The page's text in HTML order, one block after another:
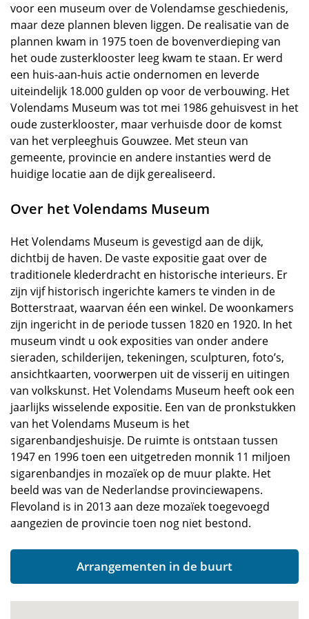
voor een museum over de Volendamse geschiedenis,
maar deze plannen bleven liggen. De realisatie van de
plannen kwam in 1975 toen de bovenverdieping van
het oude zusterklooster leeg kwam te staan. Er werd
een huis-aan-huis actie ondernomen en leverde
uiteindelijk 18.000 gulden op voor de verbouwing. Het
Volendams Museum was tot mei 1986 gehuisvest in het
oude zusterklooster, maar verhuisde door de komst
van het verpleeghuis Gouwzee. Met steun van
gemeente, provincie en andere instanties werd de
huidige locatie aan de dijk gerealiseerd.
Over het Volendams Museum
Het Volendams Museum is gevestigd aan de dijk,
dichtbij de haven. De vaste expositie gaat over de
traditionele klederdracht en historische interieurs. Er
zijn vijf historisch ingerichte kamers te vinden in de
Botterstraat, waarvan één een winkel. De woonkamers
zijn ingericht in de periode tussen 1820 en 1920. In het
museum vindt u ook exposities van onder andere
sieraden, schilderijen, tekeningen, sculpturen, foto’s,
ansichtkaarten, voorwerpen uit de visserij en uitingen
van volkskunst. Het Volendams Museum heeft ook een
jaarlijks wisselende expositie. Een van de pronkstukken
van het Volendams Museum is het
sigarenbandjeshuisje. De ruimte is ontstaan tussen
1947 en 1996 toen een uitgetreden monnik 11 miljoen
sigarenbandjes in mozaïek op de muur plakte. Het
beeld was van de Nederlandse provinciewapens.
Flevoland is in 2013 aan deze mozaïek toegevoegd
aangezien de provincie toen nog niet bestond.
Arrangementen in de buurt